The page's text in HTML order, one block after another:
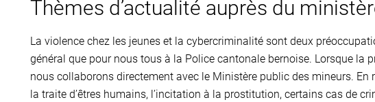
Thèmes d’actualité auprès du
La violence chez les jeunes et la cybercriminalité sont deux
général que pour nous tous à la Police cantonale bernoise. Lorsque la
nous collaborons directement avec le Ministère public des mineurs.
la traite d’êtres humains, l’incitation à la prostitution, certains cas de